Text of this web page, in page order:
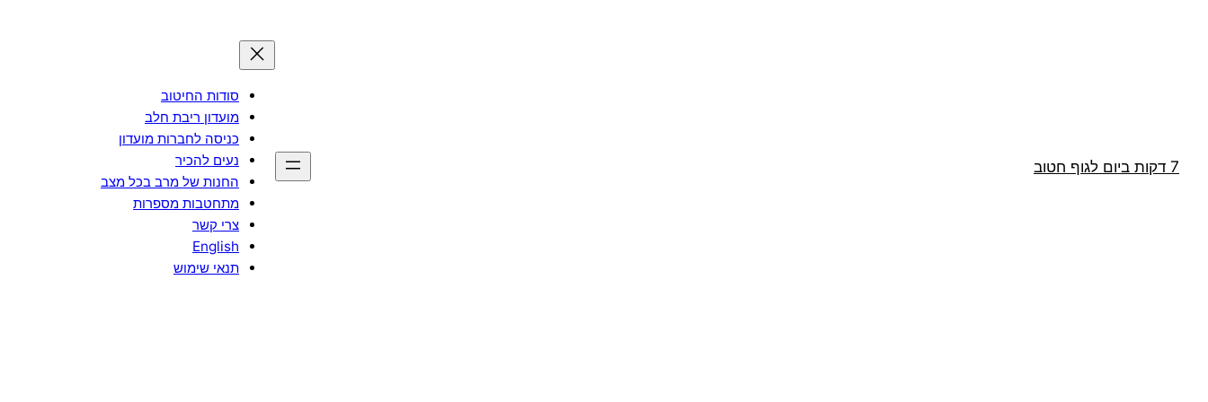
7 דקות ביום לגוף חטוב
סודות החיטוב
מועדון ריבת חלב
כניסה לחברות מועדון
נעים להכיר
החנות של מרב בכל מצב
מתחטבות מספרות
צרי קשר
English
תנאי שימוש